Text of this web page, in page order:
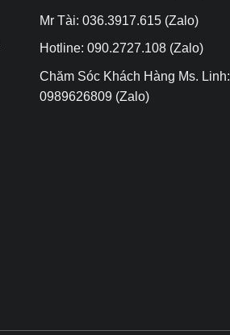
Mr Tài: 036.3917.615 (Zalo)
Hotline: 090.2727.108 (Zalo)
Chăm Sóc Khách Hàng Ms. Linh:
0989626809 (Zalo)